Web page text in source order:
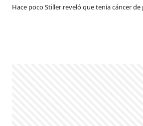
Hace poco Stiller reveló que tenía cáncer